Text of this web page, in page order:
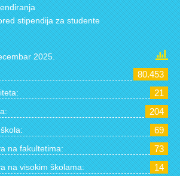
stipendija za studente
2025.
80.453
21
204
69
na fakultetima: 73
na visokim školama: 14